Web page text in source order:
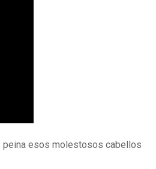
peina esos molestosos cabellos